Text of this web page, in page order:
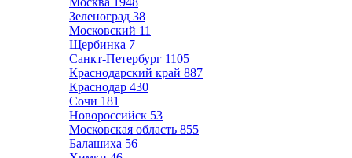
Зеленоград 38
Московский 11
Щербинка 7
Санкт-Петербург 1105
Краснодарский край 887
Краснодар 430
Сочи 181
Новороссийск 53
Московская область 855
Балашиха 56